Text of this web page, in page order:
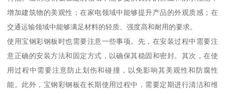
增加建筑物的美观性；在家电领域中能够提升产品的外观质感；在
交通运输领域中能够满足材料的轻质、强度高和耐用的要求。
使用宝钢彩钢板时也需要注意一些事项。先，在安装过程中需要注
意正确的安装方法和固定方式，以确保其稳固和密封。其次，在使
用过程中需要注意防止划伤和碰撞，以免影响其美观性和防腐性
能。此外，宝钢彩钢板在长期使用过程中，需要定期进行清洁和维